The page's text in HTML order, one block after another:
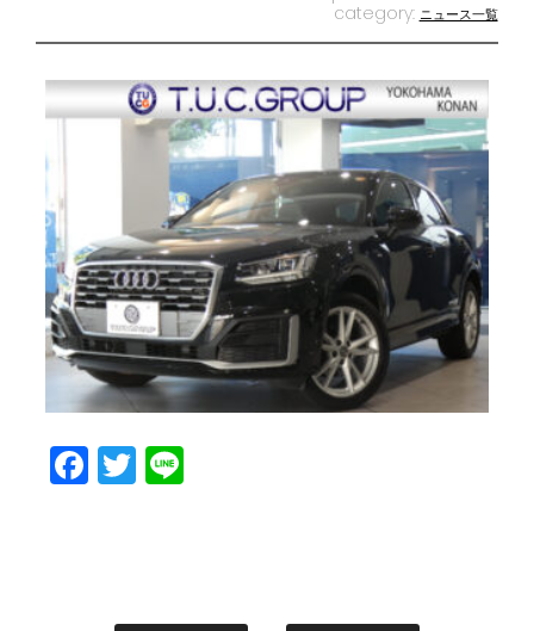
category: ニュース一覧
Facebook
Twitter